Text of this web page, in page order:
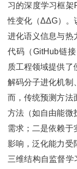
习的深度学习框架
性变化（ΔΔG）。
进化语义信息与热
代码（GitHub链
质工程领域提供了
解码分子进化机制
而，传统预测方法
方法（如自由能微
需求；二是依赖于
影响，泛化能力受
三维结构自监督学